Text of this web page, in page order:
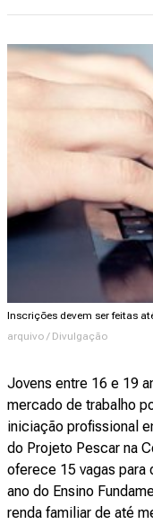
Inscrições devem ser feitas
arquivo / Divulgação
Jovens entre 16 e 19
mercado de trabalho
iniciação profissional
do Projeto Pescar na
oferece 15 vagas para
ano do Ensino
renda familiar de até